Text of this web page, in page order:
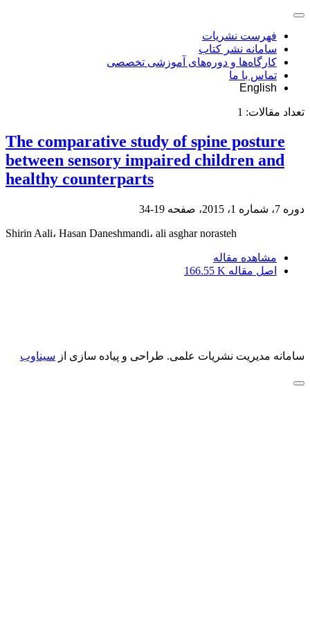
فهرست نشریات
سامانه نشر کتاب
کارگاه‌ها و دوره‌های آموزشی تخصصی
تماس با ما
English
تعداد مقالات: 1
The comparative study of spine posture
between sensory impaired children and
healthy counterparts
دوره 7، شماره 1، 2015، صفحه 19-34
Shirin Aali، Hasan Daneshmandi، ali asghar norasteh
مشاهده مقاله
اصل مقاله 166.55 K
سامانه مدیریت نشریات علمی. طراحی و پیاده سازی از سیناوب